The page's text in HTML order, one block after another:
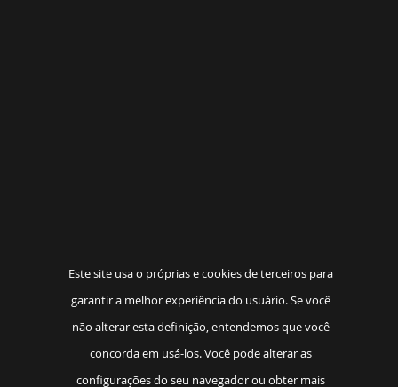
Este site usa o próprias e cookies de terceiros para
garantir a melhor experiência do usuário. Se você
não alterar esta definição, entendemos que você
concorda em usá-los. Você pode alterar as
configurações do seu navegador ou obter mais